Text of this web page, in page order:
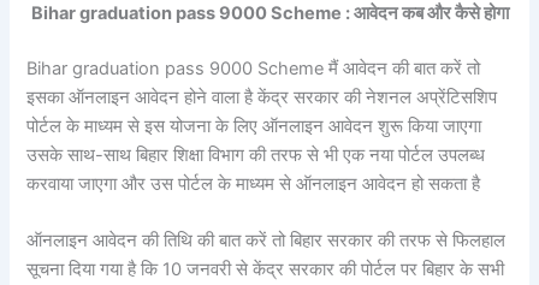
Bihar graduation pass 9000 Scheme : आवेदन कब और कैसे होगा
Bihar graduation pass 9000 Scheme मैं आवेदन की बात करें तो
इसका ऑनलाइन आवेदन होने वाला है केंद्र सरकार की नेशनलअप्रेंटिसशिप
पोर्टल के माध्यम से इस योजना के लिए ऑनलाइन आवेदन शुरू किया जाएगा
उसके साथ-साथ बिहार शिक्षा विभाग की तरफ से भी एक नया पोर्टल उपलब्ध
करवाया जाएगा और उस पोर्टल के माध्यम से ऑनलाइन आवेदन हो सकता है
ऑनलाइन आवेदन की तिथि की बात करें तो बिहार सरकार की तरफ से फिलहाल
सूचना दिया गया है कि 10 जनवरी से केंद्र सरकार की पोर्टल पर बिहार के सभी